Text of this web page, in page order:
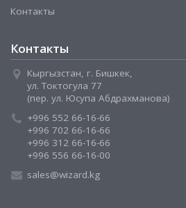
Контакты
Контакты
Кыргызстан, г. Бишкек,
ул. Токтогула 77
(пер. ул. Юсупа Абдрахманова)
+996 552 66-16-66
+996 702 66-16-66
+996 312 66-16-66
+996 556 66-16-00
sales@wizard.kg